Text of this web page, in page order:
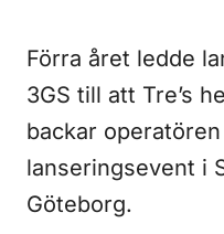
Förra året ledde
3GS till att Tre’s
backar
lanseringsevent i
Göteborg.